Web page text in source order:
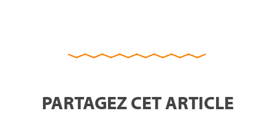
PARTAGEZ CET ARTICLE